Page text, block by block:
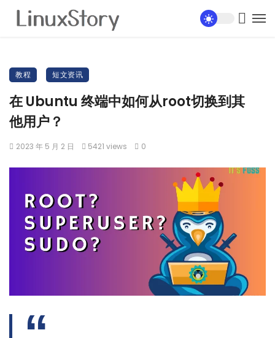
教程 短文资讯
在 Ubuntu 终端中如何从root切换到其
他用户？
2023 年 5 月 2 日 5421 views 0